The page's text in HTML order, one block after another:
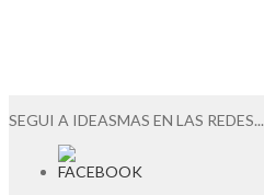
SEGUI A IDEASMAS EN LAS REDES...